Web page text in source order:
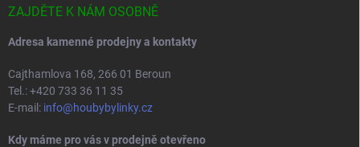
ZAJDĚTE K NÁM OSOBNĚ
Adresa kamenné prodejny a kontakty
Cajthamlova 168, 266 01 Beroun
Tel.: +420 733 36 11 35
E-mail: info@houbybylinky.cz
Kdy máme pro vás v prodejně otevřeno